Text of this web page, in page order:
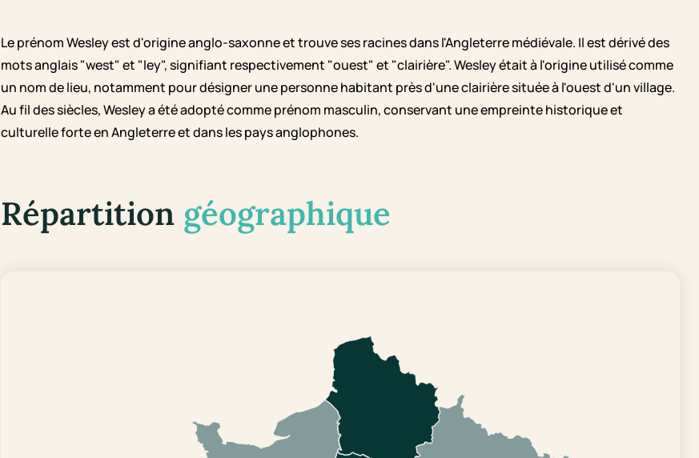
Le prénom Wesley est d'origine anglo-saxonne et trouve ses racines dans l'Angleterre médiévale. Il est dérivé des
mots anglais "west" et "ley", signifiant respectivement "ouest" et "clairière". Wesley était à l'origine utilisé comme
un nom de lieu, notamment pour désigner une personne habitant près d'une clairière située à l'ouest d'un village.
Au fil des siècles, Wesley a été adopté comme prénom masculin, conservant une empreinte historique et
culturelle forte en Angleterre et dans les pays anglophones.
Répartition géographique